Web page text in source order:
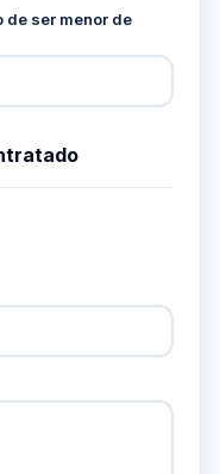
de ser menor de